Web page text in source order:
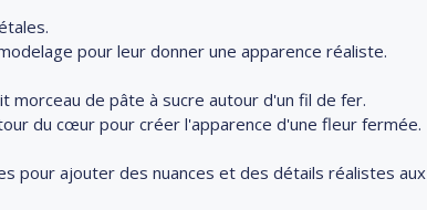
pour leur donner une apparence réaliste.
morceau de pâte à sucre autour d'un fil de fer.
du cœur pour créer l'apparence d'une fleur fermée.
pour ajouter des nuances et des détails réalistes aux